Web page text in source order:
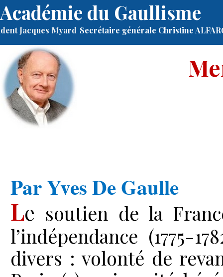
Académie du Gaullisme
Jacques Myard Secrétaire générale Christine
ParYves De Gaulle
Le soutien de la
l’indépendance (1775-
divers : volonté de